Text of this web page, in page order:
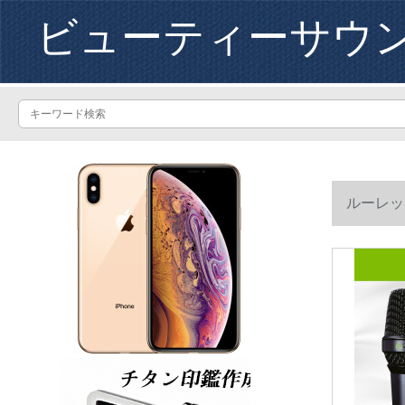
ビューティーサウ
ルーレ